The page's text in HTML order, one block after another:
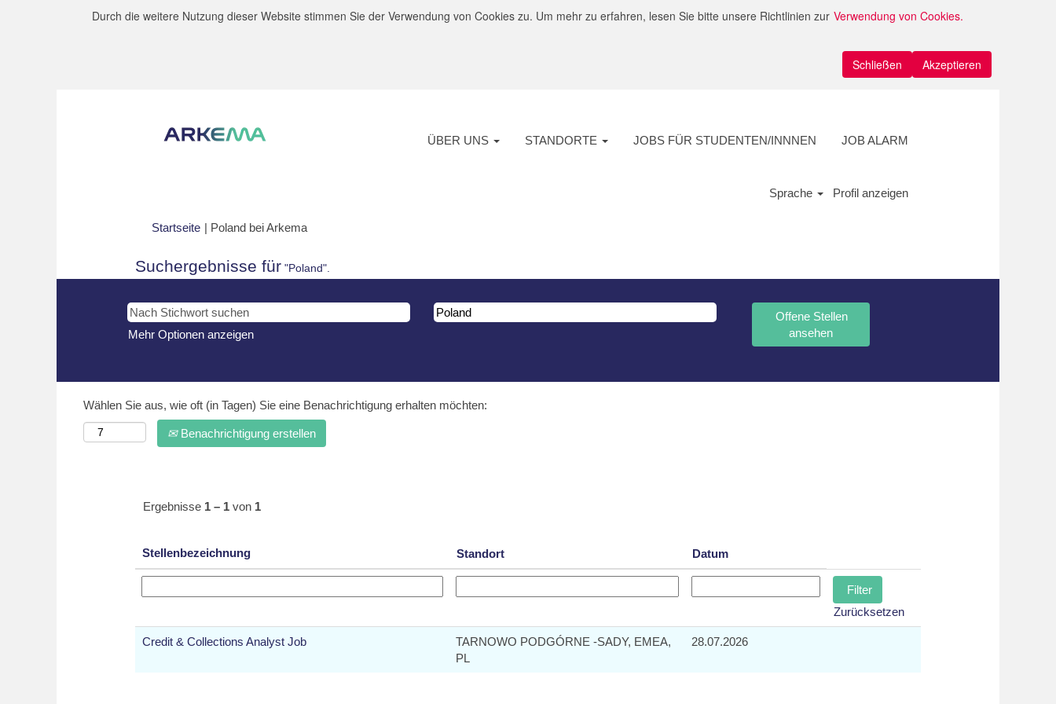
Durch die weitere Nutzung dieser Website stimmen Sie der Verwendung von Cookies zu. Um mehr zu erfahren, lesen Sie bitte unsere Richtlinien zur Verwendung von Cookies.
Akzeptieren
Schließen
ÜBER UNS STANDORTE JOBS FÜR STUDENTEN/INNNEN JOB ALARM
Sprache Profil anzeigen
Startseite | Poland bei Arkema(aktuelle
Suchergebnisse für "Poland".
Mehr Optionen anzeigen
Wählen Sie aus, wie oft (in Tagen) Sie eine Benachrichtigung erhalten möchten:
Benachrichtigung erstellen
Ergebnisse 1 – 1 von 1
Stellenbezeichnung Standort Datum
Zurücksetzen
Credit & Collections Analyst Job
TARNOWO PODGÓRNE -SADY, EMEA,
PL
28.07.2026